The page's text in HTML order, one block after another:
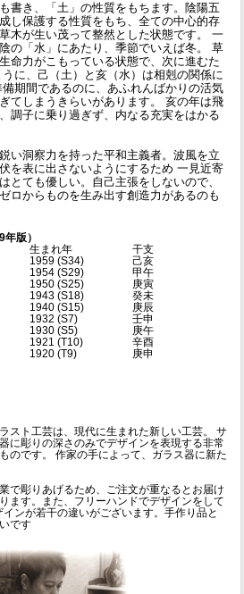
書き、「土」の性質をもちます。陰陽五
し保護する性質をもち、全ての中心的存
木が生い茂って整然とした状態です。 一
の「水」にあたり、季節でいえば冬。 草
命力がこもっている状態で、次に進むた
に、己（土）と亥（水）は相剋の関係に
期間であるのに、あふれんばかりの活気
てしまうきらいがあります。 亥の年は飛
調子に乗り過ぎず、内なる充実をはかる
い洞察力を持った平和主義者。波風を立
を表に出さないようにするため 一見近寄
とても優しい。自己主張をしないので、
ロからものを生み出す創造力があるのも
版）
生まれ年
干支
1959 (S34)
己亥
1954 (S29)
甲午
1950 (S25)
庚寅
1943 (S18)
癸未
1940 (S15)
庚辰
1932 (S7)
壬申
1930 (S5)
庚午
1921 (T10)
辛酉
1920 (T9) 庚申
スト工芸は、現代に生まれた新しい工芸。 サ
に彫りの深さのみでデザインを表現する非常
のです。 作家の手によって、ガラス器に新た
で彫りあげるため、ご注文が重なるとお届け
ます。また、フリーハンドでデザインをして
ンが若干の違いがございます。手作り品と
です